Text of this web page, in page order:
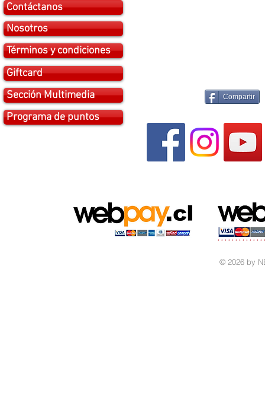
Contáctanos
Nosotros
Términos y condiciones
Giftcard
Sección Multimedia
Programa de puntos
Compartir
© 2026 by